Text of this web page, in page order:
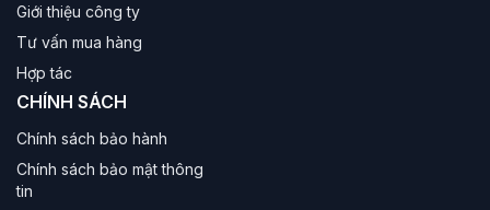
và độ bền. Cấu hình thường sử dụng CPU Intel Core i3
hoặc Pentium, RAM 8GB, SSD tốc độ cao giúp khởi động
máy và ứng dụng văn phòng (Word, Excel) chỉ trong vài
giây. Vỏ case thường là các mẫu V28xx nhỏ gọn, lịch sự.
Máy tính VSP Gaming & Giải trí
Dành cho game thủ và người dùng gia đình. Trang bị CPU
Giới thiệu công ty
Tư vấn mua hàng
Hợp tác
CHÍNH SÁCH
Chính sách bảo hành
Chính sách bảo mật thông
tin